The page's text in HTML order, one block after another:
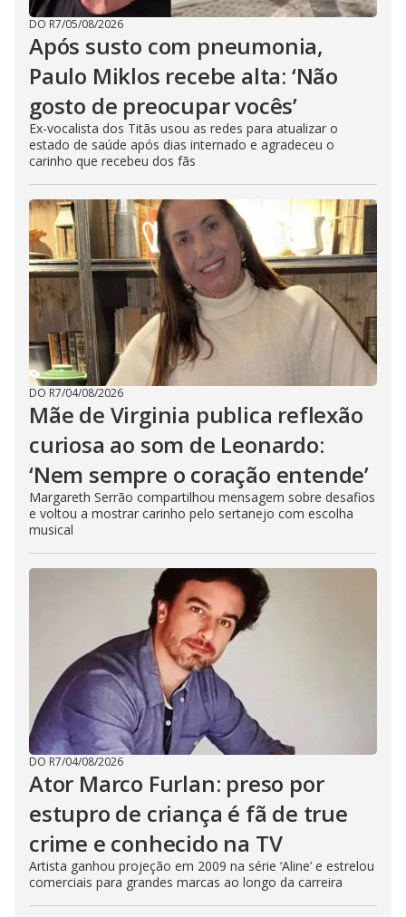
DO R7/05/08/2026
Após susto com pneumonia,
Paulo Miklos recebe alta: ‘Não
gosto de preocupar vocês’
Ex-vocalista dos Titãs usou as redes para atualizar o
estado de saúde após dias internado e agradeceu o
carinho que recebeu dos fãs
DO R7/04/08/2026
Mãe de Virginia publica reflexão
curiosa ao som de Leonardo:
‘Nem sempre o coração entende’
Margareth Serrão compartilhou mensagem sobre desafios
e voltou a mostrar carinho pelo sertanejo com escolha
musical
DO R7/04/08/2026
Ator Marco Furlan: preso por
estupro de criança é fã de true
crime e conhecido na TV
Artista ganhou projeção em 2009 na série ‘Aline’ e estrelou
comerciais para grandes marcas ao longo da carreira